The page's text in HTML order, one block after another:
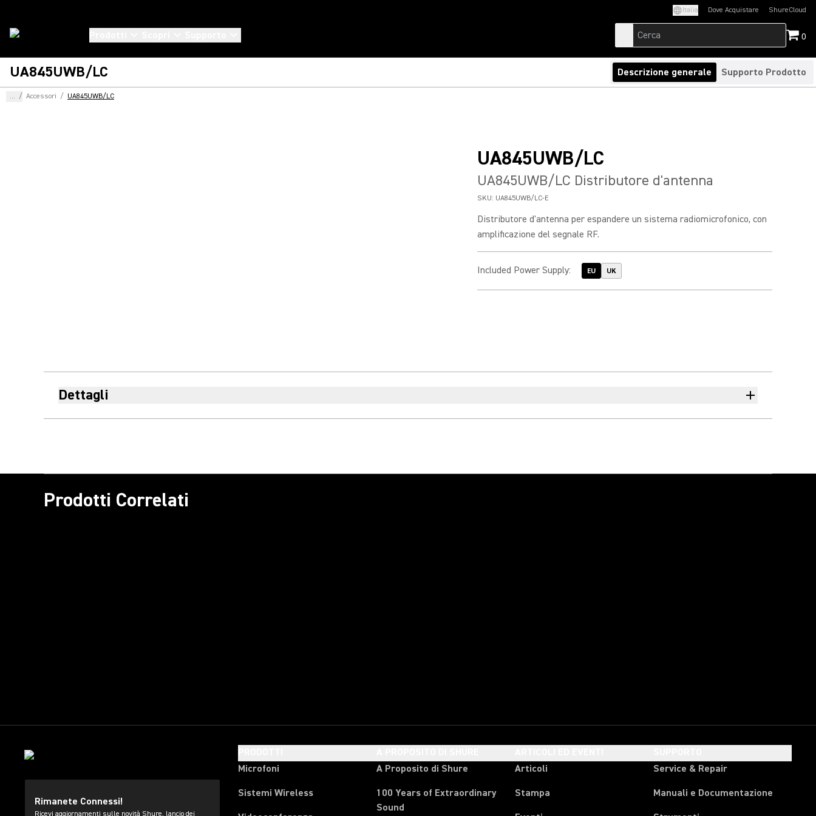
Italia Dove Acquistare ShureCloud
(Opens in a new
0
UA845UWB/LC Descrizione generale Supporto Prodotto
... / Accessori / UA845UWB/LC
UA845UWB/LC
UA845UWB/LC Distributore d'antenna
SKU: UA845UWB/LC-E
Distributore d'antenna per espandere un sistema radiomicrofonico, con
amplificazione del segnale RF.
Included Power Supply: EU UK
Dettagli
Prodotti Correlati
Rimanete Connessi!
Ricevi aggiornamenti sulle novità Shure, lancio dei
Microfoni
Sistemi Wireless
A Proposito di Shure
100 Years of Extraordinary
Sound
Articoli
Stampa
Service & Repair
Manuali e Documentazione